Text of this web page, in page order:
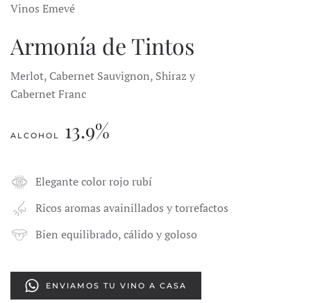
Vinos Emevé
Armonía de Tintos
Merlot, Cabernet Sauvignon, Shiraz y
Cabernet Franc
ALCOHOL 13.9%
Elegante color rojo rubí
Ricos aromas avainillados y torrefactos
Bien equilibrado, cálido y goloso
ENVIAMOS TU VINO A CASA